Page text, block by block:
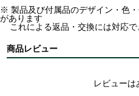
※ 製品及び付属品のデザイン・色
があります
これによる返品・交換には対応
商品レビュー
レビューは